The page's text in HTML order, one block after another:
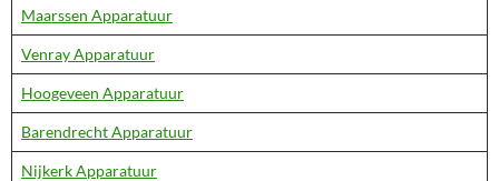
Maarssen Apparatuur
Venray Apparatuur
Hoogeveen Apparatuur
Barendrecht Apparatuur
Nijkerk Apparatuur